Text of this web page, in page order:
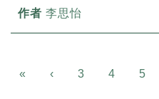
李思怡
« Previous
‹ 3 4 5